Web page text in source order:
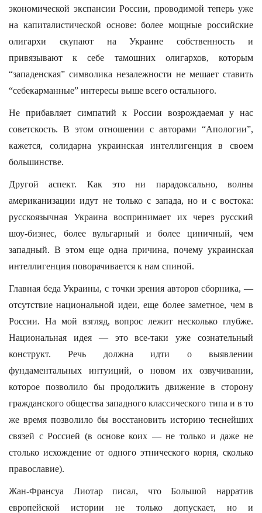
экономической экспансии России, проводимой теперь уже
на капиталистической основе: более мощные российские
олигархи скупают на Украине собственность и
привязывают к себе тамошних олигархов, которым
“западенская” символика незалежности не мешает ставить
“себекарманные” интересы выше всего остального.
Не прибавляет симпатий к России возрождаемая у нас
советскость. В этом отношении с авторами “Апологии”,
кажется, солидарна украинская интеллигенция в своем
большинстве.
Другой аспект. Как это ни парадоксально, волны
американизации идут не только с запада, но и с востока:
русскоязычная Украина воспринимает их через русский
шоу-бизнес, более вульгарный и более циничный, чем
западный. В этом еще одна причина, почему украинская
интеллигенция поворачивается к нам спиной.
Главная беда Украины, с точки зрения авторов сборника, —
отсутствие национальной идеи, еще более заметное, чем в
России. На мой взгляд, вопрос лежит несколько глубже.
Национальная идея — это все-таки уже сознательный
конструкт. Речь должна идти о выявлении
фундаментальных интуиций, о новом их озвучивании,
которое позволило бы продолжить движение в сторону
гражданского общества западного классического типа и в то
же время позволило бы восстановить историю теснейших
связей с Россией (в основе коих — не только и даже не
столько исхождение от одного этнического корня, сколько
православие).
Жан-Франсуа Лиотар писал, что Большой нарратив
европейской истории не только допускает, но и